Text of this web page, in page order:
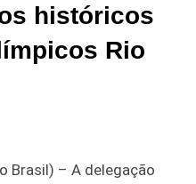
históricos
Rio
Brasil) – A delegação